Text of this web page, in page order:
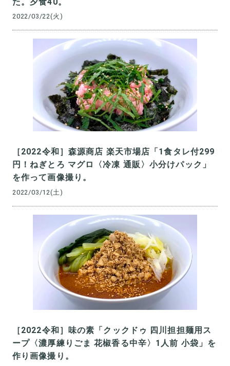
2022/03/22(火)
［2022令和］森源商店 楽天市場店「1食タレ付299
円！ねぎとろ マグロ〈冷凍 通販〉小分けパック」
を作って画像撮り。
2022/03/12(土)
［2022令和］味の素「クックドゥ 四川担担麺用ス
ープ〈濃厚練りごま 花椒香る中辛〉1人前 小袋」を
作り画像撮り。